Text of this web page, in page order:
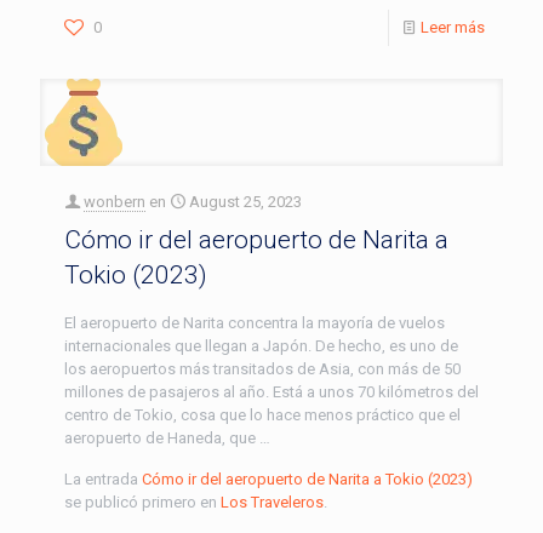
0 Leer más
wonbern en August 25, 2023
Cómo ir del aeropuerto de Narita a
Tokio (2023)
El aeropuerto de Narita concentra la mayoría de vuelos
internacionales que llegan a Japón. De hecho, es uno de
los aeropuertos más transitados de Asia, con más de 50
millones de pasajeros al año. Está a unos 70 kilómetros del
centro de Tokio, cosa que lo hace menos práctico que el
aeropuerto de Haneda, que …
La entrada Cómo ir del aeropuerto de Narita a Tokio (2023)
se publicó primero en Los Traveleros.